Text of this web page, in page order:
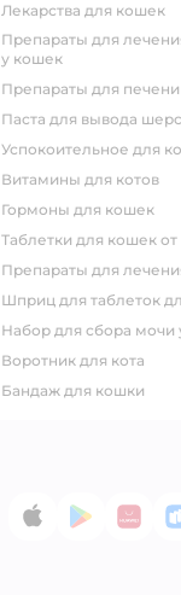
лекарства для кошек
препараты для лечения кожных заболеваний
у кошек
препараты для
паста для вывода
успокоительное для
витамины для котов
гормоны для кошек
таблетки для кошек от
препараты для
шприц для таблеток
набор для сбора
воротник для кота
бандаж для кошки
App Store
Google